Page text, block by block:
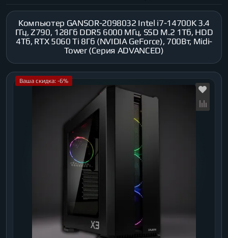
Компьютер GANSOR-2098032 Intel i7-14700K 3.4
ГГц, Z790, 128Гб DDR5 6000 МГц, SSD M.2 1Тб, HDD
4Тб, RTX 5060 Ti 8Гб (NVIDIA GeForce), 700Вт, Midi-
Tower (Серия ADVANCED)
Ваша скидка: -6%